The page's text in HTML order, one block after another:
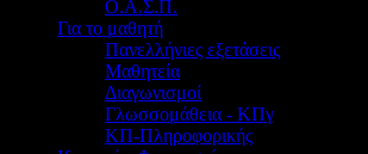
Ο.Α.Σ.Π.
Για το μαθητή
Πανελλήνιες εξετάσεις
Μαθητεία
Διαγωνισμοί
Γλωσσομάθεια - ΚΠγ
ΚΠ-Πληροφορικής